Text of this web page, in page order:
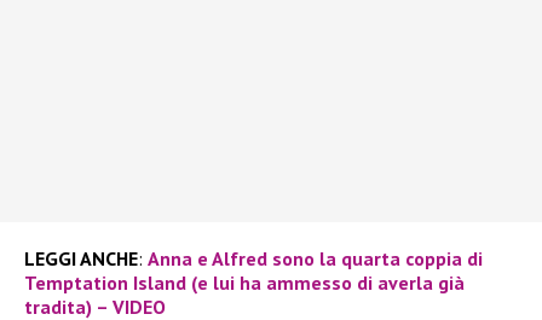
LEGGI ANCHE: Anna e Alfred sono la quarta coppia di
Temptation Island (e lui ha ammesso di averla già
tradita) – VIDEO